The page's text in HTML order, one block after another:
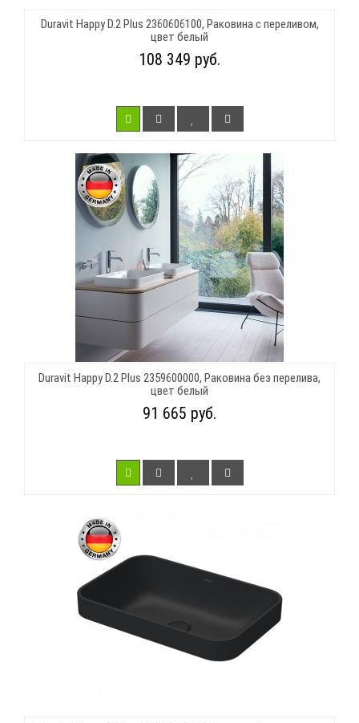
Duravit Happy D.2 Plus 2360606100, Раковина с переливом,
цвет белый
108 349 руб.
Duravit Happy D.2 Plus 2359600000, Раковина без перелива,
цвет белый
91 665 руб.